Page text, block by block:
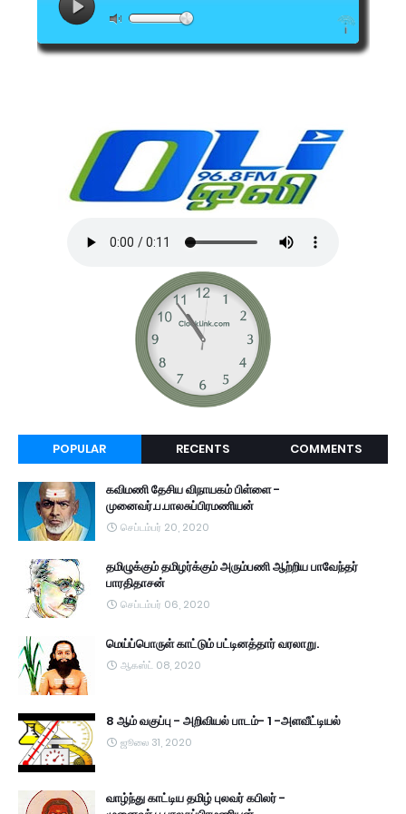
POPULAR RECENTS COMMENTS
கவிமணி தேசிய விநாயகம் பிள்ளை -
முனைவர்.ப.பாலசுப்பிரமணியன்
செப்டம்பர் 20, 2020
தமிழுக்கும் தமிழர்க்கும் அரும்பணி ஆற்றிய பாவேந்தர்
பாரதிதாசன்
செப்டம்பர் 06, 2020
மெய்ப்பொருள் காட்டும் பட்டினத்தார் வரலாறு.
ஆகஸ்ட் 08, 2020
8 ஆம் வகுப்பு - அறிவியல் பாடம்- 1 -அளவீட்டியல்
ஜூலை 31, 2020
வாழ்ந்து காட்டிய தமிழ் புலவர் கபிலர் -